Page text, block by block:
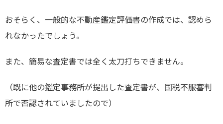
おそらく、一般的な不動産鑑定評価書の作成では、認めら
れなかったでしょう。
また、簡易な査定書では全く太刀打ちできません。
（既に他の鑑定事務所が提出した査定書が、国税不服審判
所で否認されていましたので）